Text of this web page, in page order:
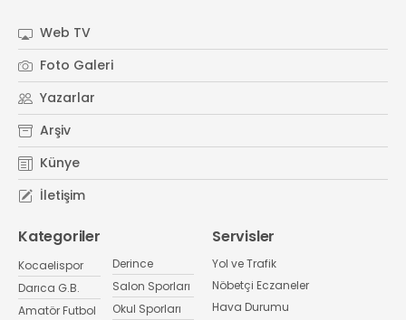
Web TV
Foto Galeri
Yazarlar
Arşiv
Künye
İletişim
Kategoriler
Kocaelispor
Darıca G.B.
Amatör Futbol
Derince
Salon Sporları
Okul Sporları
Servisler
Yol ve Trafik
Nöbetçi Eczaneler
Hava Durumu